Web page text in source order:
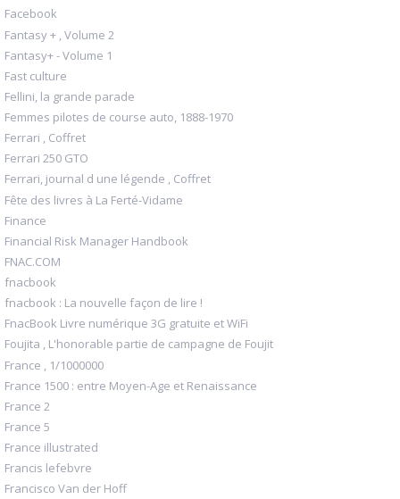
Facebook
Fantasy + , Volume 2
Fantasy+ - Volume 1
Fast culture
Fellini, la grande parade
Femmes pilotes de course auto, 1888-1970
Ferrari , Coffret
Ferrari 250 GTO
Ferrari, journal d une légende , Coffret
Fête des livres à La Ferté-Vidame
Finance
Financial Risk Manager Handbook
FNAC.COM
fnacbook
fnacbook : La nouvelle façon de lire !
FnacBook Livre numérique 3G gratuite et WiFi
Foujita , L'honorable partie de campagne de Foujit
France , 1/1000000
France 1500 : entre Moyen-Age et Renaissance
France 2
France 5
France illustrated
Francis lefebvre
Francisco Van der Hoff